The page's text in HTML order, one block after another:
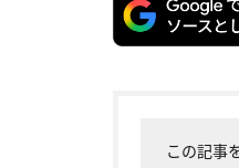
この記事